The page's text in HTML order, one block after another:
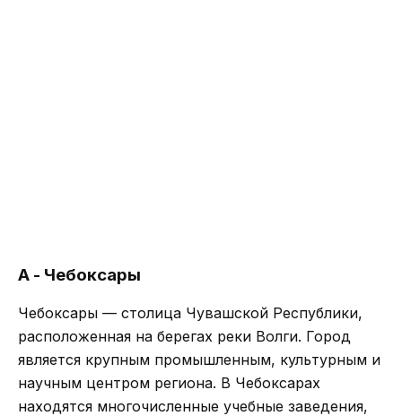
А - Чебоксары
Чебоксары — столица Чувашской Республики,
расположенная на берегах реки Волги. Город
является крупным промышленным, культурным и
научным центром региона. В Чебоксарах
находятся многочисленные учебные заведения,